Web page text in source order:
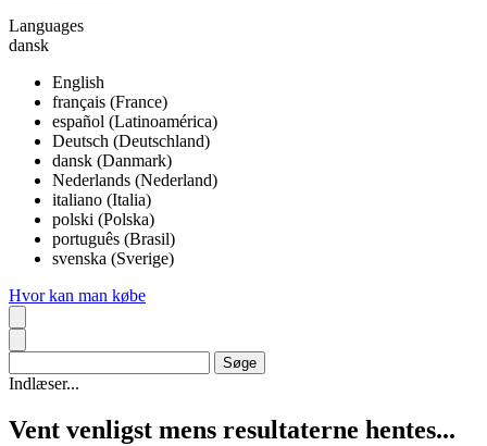
Languages
dansk
English
français (France)
español (Latinoamérica)
Deutsch (Deutschland)
dansk (Danmark)
Nederlands (Nederland)
italiano (Italia)
polski (Polska)
português (Brasil)
svenska (Sverige)
Hvor kan man købe
Indlæser...
Vent venligst mens resultaterne hentes...